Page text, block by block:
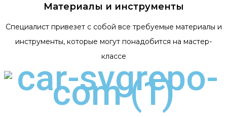
Материалы и инструменты
Специалист привезет с собой все требуемые материалы и
инструменты, которые могут понадобится на мастер-
классе